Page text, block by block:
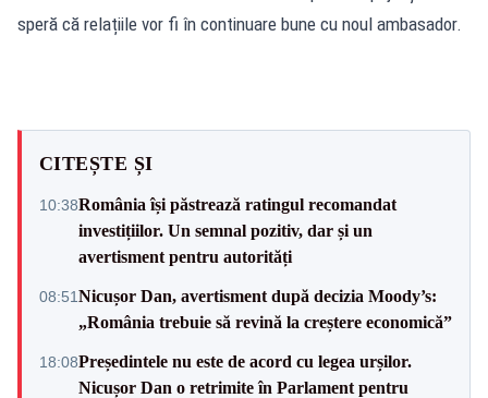
speră că relațiile vor fi în continuare bune cu noul ambasador.
CITEȘTE ȘI
10:38România își păstrează ratingul recomandat
investițiilor. Un semnal pozitiv, dar și un
avertisment pentru autorități
08:51Nicușor Dan, avertisment după decizia Moody’s:
„România trebuie să revină la creștere economică”
18:08Președintele nu este de acord cu legea urșilor.
Nicușor Dan o retrimite în Parlament pentru